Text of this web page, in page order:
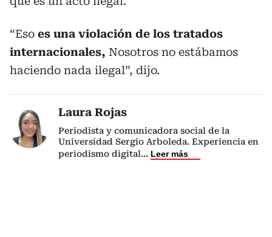
“Eso es una violación de los tratados
internacionales, Nosotros no estábamos
haciendo nada ilegal”, dijo.
Laura Rojas
Periodista y comunicadora social de la
Universidad Sergio Arboleda. Experiencia en
periodismo digital... Leer más